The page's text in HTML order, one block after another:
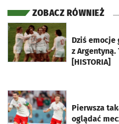
ZOBACZ RÓWNIEŻ
Dziś emocje
z
[HISTORIA]
otworzy się w nowej karcie
Pierwsza
oglądać
otworzy się w nowej karcie